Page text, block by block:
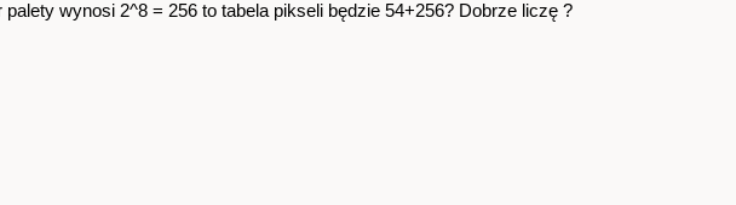
wynosi 2^8 = 256 to tabela pikseli będzie 54+256? Dobrze liczę ?